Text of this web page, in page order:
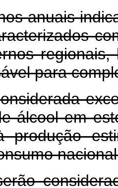
anuais
para
álcool em
produção